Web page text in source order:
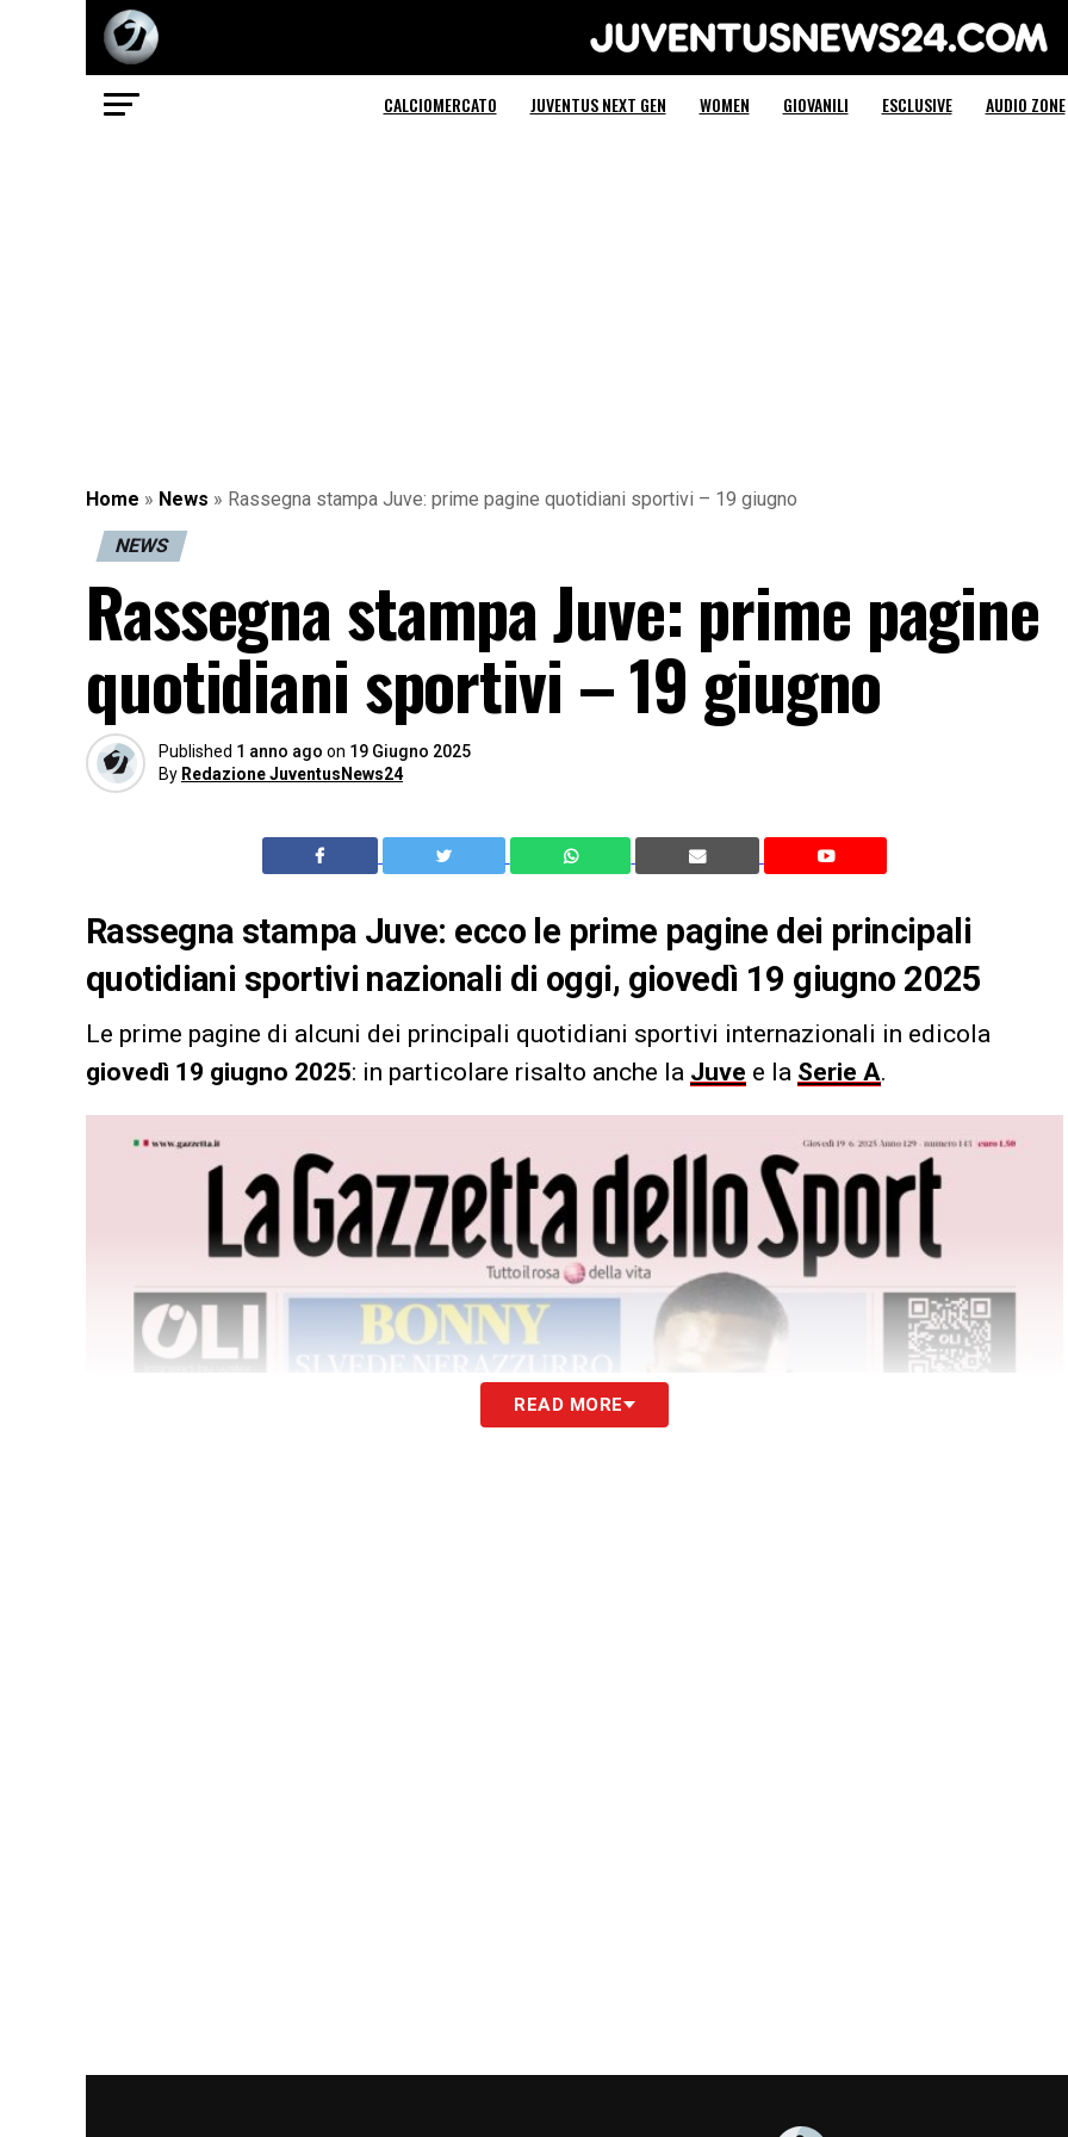
Juventus News 24
CALCIOMERCATO JUVENTUS NEXT GEN WOMEN GIOVANILI ESCLUSIVE AUDIO ZONE
Home » News » Rassegna stampa Juve: prime pagine quotidiani sportivi – 19 giugno
NEWS
Rassegna stampa Juve: prime pagine
quotidiani sportivi – 19 giugno
Published 1 anno ago on 19 Giugno 2025
By Redazione JuventusNews24
Rassegna stampa Juve: ecco le prime pagine dei principali
quotidiani sportivi nazionali di oggi, giovedì 19 giugno 2025
Le prime pagine di alcuni dei principali quotidiani sportivi internazionali in edicola
giovedì 19 giugno 2025: in particolare risalto anche la Juve e la Serie A.
READ MORE